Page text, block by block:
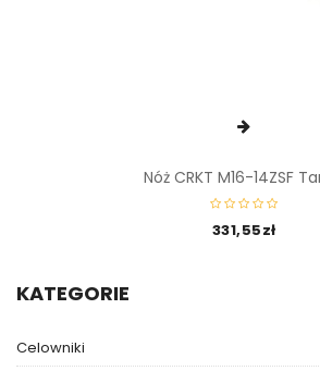
KATEGORIE
Celowniki
Nóż CRKT M16-14ZSF
331,55zł